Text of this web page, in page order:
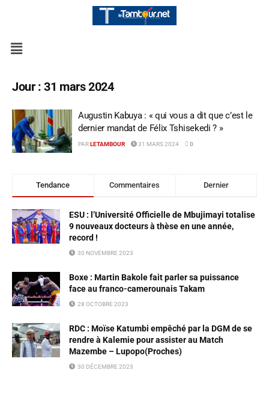
Jour :31 mars 2024
Augustin Kabuya : « qui vous a dit que c’est le
dernier mandat de Félix Tshisekedi ? »
PAR LETAMBOUR 31 MARS 2024 0
Tendance Commentaires Dernier
ESU : l’Université Officielle de Mbujimayi totalise
9 nouveaux docteurs à thèse en une année,
record !
30 NOVEMBRE 2023
Boxe : Martin Bakole fait parler sa puissance
face au franco-camerounais Takam
28 OCTOBRE 2023
RDC : Moïse Katumbi empêché par la DGM de se
rendre à Kalemie pour assister au Match
Mazembe – Lupopo(Proches)
30 DÉCEMBRE 2023